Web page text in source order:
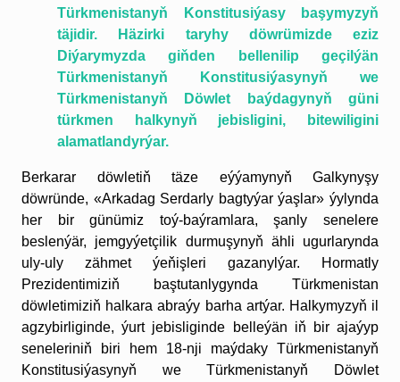
Türkmenistanyň Konstitusiýasy başymyzyň
täjidir. Häzirki taryhy döwrümizde eziz
Diýarymyzda giňden bellenilip geçilýän
Türkmenistanyň Konstitusiýasynyň we
Türkmenistanyň Döwlet baýdagynyň güni
türkmen halkynyň jebisligini, bitewiligini
alamatlandyrýar.
Berkarar döwletiň täze eýýamynyň Galkynyşy
döwründe, «Arkadag Serdarly bagtyýar ýaşlar» ýylynda
her bir günümiz toý-baýramlara, şanly senelere
beslenýär, jemgyýetçilik durmuşynyň ähli ugurlarynda
uly-uly zähmet ýeňişleri gazanylýar. Hormatly
Prezidentimiziň baştutanlygynda Türkmenistan
döwletimiziň halkara abraýy barha artýar. Halkymyzyň il
agzybirliginde, ýurt jebisliginde belleýän iň bir ajaýyp
seneleriniň biri hem 18-nji maýdaky Türkmenistanyň
Konstitusiýasynyň we Türkmenistanyň Döwlet